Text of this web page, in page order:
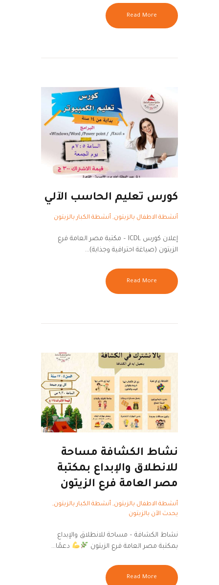
Read More
كورس تعليم الحاسب الآلي
أنشطة الاطفال بالزيتون, أنشطة الكبار بالزيتون
إعلان كورس ICDL – مكتبة مصر العامة فرع
الزيتون (صياغة احترافية وجذابة)…
Read More
نشاط الكشافة مساحة
للانطلاق والإبداع بمكتبة
مصر العامة فرع الزيتون
أنشطة الاطفال بالزيتون, أنشطة الكبار بالزيتون,
يحدث الآن بالزيتون
نشاط الكشافة – مساحة للانطلاق والإبداع
بمكتبة مصر العامة فرع الزيتون
دعمًا…
Read More